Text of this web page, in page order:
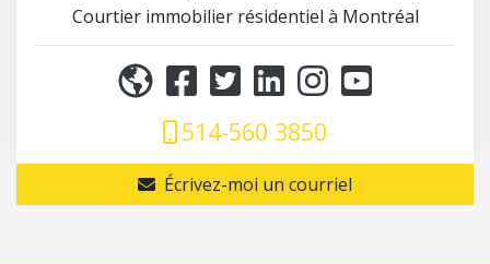
Courtier immobilier résidentiel à Montréal
514-560 3850
Écrivez-moi un courriel